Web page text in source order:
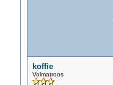
koffie
Volmatroos